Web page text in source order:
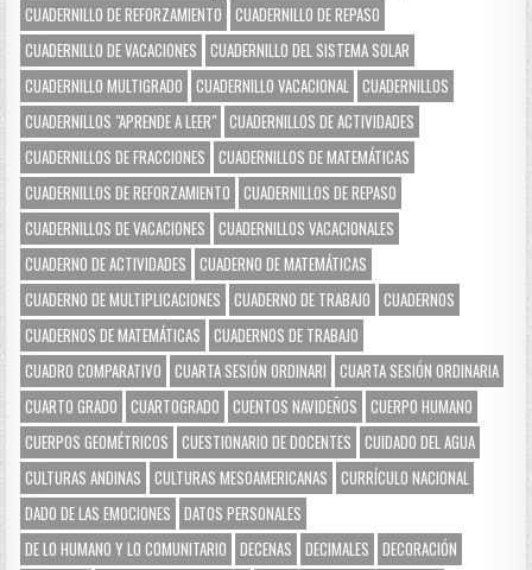
CUADERNILLO DE REFORZAMIENTO
CUADERNILLO DE REPASO
CUADERNILLO DE VACACIONES
CUADERNILLO DEL SISTEMA SOLAR
CUADERNILLO MULTIGRADO
CUADERNILLO VACACIONAL
CUADERNILLOS
CUADERNILLOS "APRENDE A LEER" CUADERNILLOS DE ACTIVIDADES
CUADERNILLOS DE FRACCIONES
CUADERNILLOS DE MATEMÁTICAS
CUADERNILLOS DE REFORZAMIENTO
CUADERNILLOS DE REPASO
CUADERNILLOS DE VACACIONES
CUADERNILLOS VACACIONALES
CUADERNO DE ACTIVIDADES
CUADERNO DE MATEMÁTICAS
CUADERNO DE MULTIPLICACIONES
CUADERNO DE TRABAJO
CUADERNOS
CUADERNOS DE MATEMÁTICAS
CUADERNOS DE TRABAJO
CUADRO COMPARATIVO
CUARTA SESIÓN ORDINARI
CUARTA SESIÓN ORDINARIA
CUARTO GRADO
CUARTOGRADO CUENTOS NAVIDEÑOS
CUERPO HUMANO
CUERPOS GEOMÉTRICOS
CUESTIONARIO DE DOCENTES
CUIDADO DEL AGUA
CULTURAS ANDINAS
CULTURAS MESOAMERICANAS
CURRÍCULO NACIONAL
DADO DE LAS EMOCIONES
DATOS PERSONALES
DE LO HUMANO Y LO COMUNITARIO
DECENAS DECIMALES
DECORACIÓN